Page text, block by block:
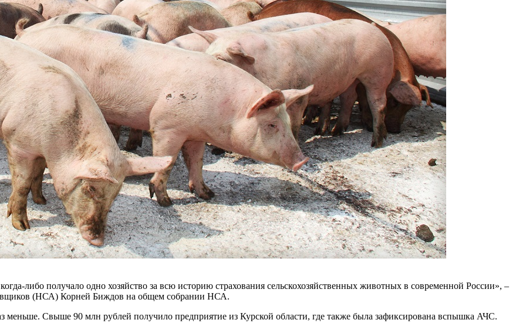
либо получало одно хозяйство за всю историю страхования сельскохозяйственных животных в современной России», –
(НСА) Корней Биждов на общем собрании НСА.
меньше. Свыше 90 млн рублей получило предприятие из Курской области, где также была зафиксирована вспышка АЧС.